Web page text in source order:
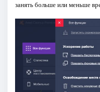
занять больше или меньше